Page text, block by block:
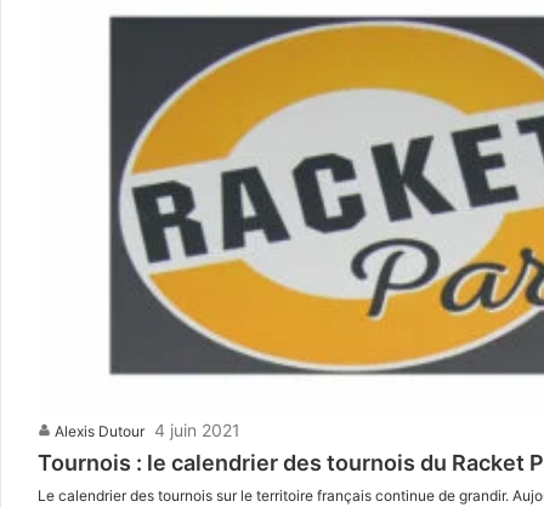
Alexis Dutour 4 juin 2021
Tournois : le calendrier des tournois du Racket
Le calendrier des tournois sur le territoire français continue de grandir.